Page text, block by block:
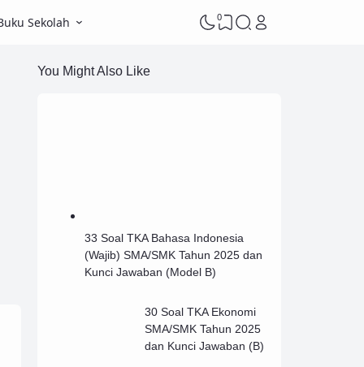
Sekolah 0
You Might Also Like
33 Soal TKA Bahasa Indonesia
(Wajib) SMA/SMK Tahun 2025 dan
Kunci Jawaban (Model B)
30 Soal TKA Ekonomi
SMA/SMK Tahun 2025
dan Kunci Jawaban (B)